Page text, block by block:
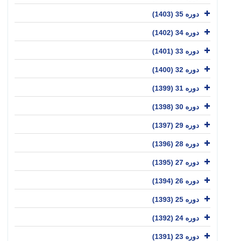
دوره 35 (1403)
دوره 34 (1402)
دوره 33 (1401)
دوره 32 (1400)
دوره 31 (1399)
دوره 30 (1398)
دوره 29 (1397)
دوره 28 (1396)
دوره 27 (1395)
دوره 26 (1394)
دوره 25 (1393)
دوره 24 (1392)
دوره 23 (1391)